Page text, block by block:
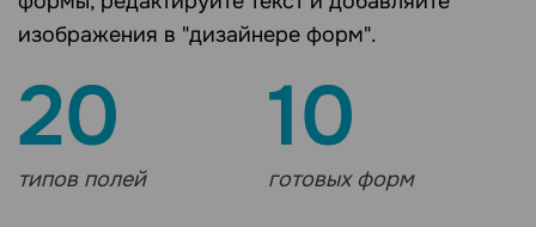
изображения в "дизайнере форм".
20
типов полей
10
готовых форм